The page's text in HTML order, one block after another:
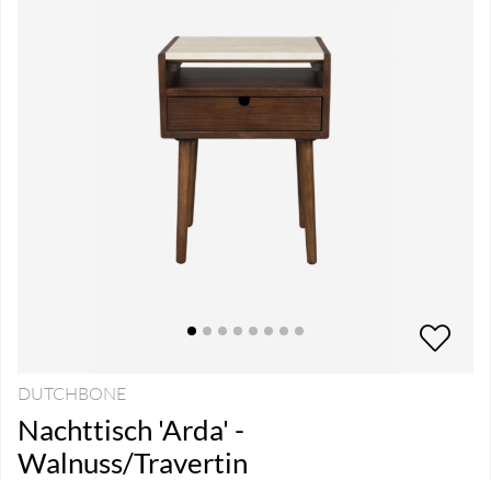
DUTCHBONE
Nachttisch 'Arda' -
Walnuss/Travertin